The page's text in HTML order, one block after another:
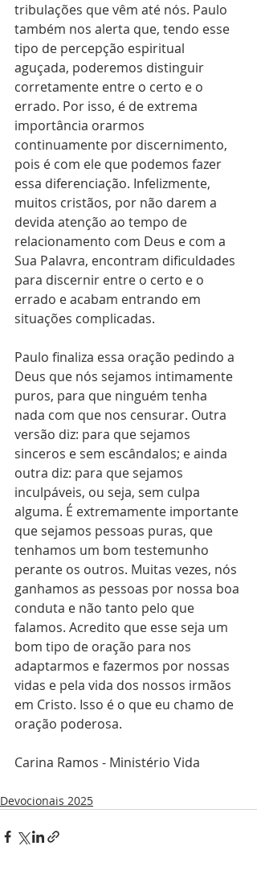
tribulações que vêm até nós. Paulo
também nos alerta que, tendo esse
tipo de percepção espiritual
aguçada, poderemos distinguir
corretamente entre o certo e o
errado. Por isso, é de extrema
importância orarmos
continuamente por discernimento,
pois é com ele que podemos fazer
essa diferenciação. Infelizmente,
muitos cristãos, por não darem a
devida atenção ao tempo de
relacionamento com Deus e com a
Sua Palavra, encontram dificuldades
para discernir entre o certo e o
errado e acabam entrando em
situações complicadas.
Paulo finaliza essa oração pedindo a
Deus que nós sejamos intimamente
puros, para que ninguém tenha
nada com que nos censurar. Outra
versão diz: para que sejamos
sinceros e sem escândalos; e ainda
outra diz: para que sejamos
inculpáveis, ou seja, sem culpa
alguma. É extremamente importante
que sejamos pessoas puras, que
tenhamos um bom testemunho
perante os outros. Muitas vezes, nós
ganhamos as pessoas por nossa boa
conduta e não tanto pelo que
falamos. Acredito que esse seja um
bom tipo de oração para nos
adaptarmos e fazermos por nossas
vidas e pela vida dos nossos irmãos
em Cristo. Isso é o que eu chamo de
oração poderosa.
Carina Ramos - Ministério Vida
Devocionais 2025